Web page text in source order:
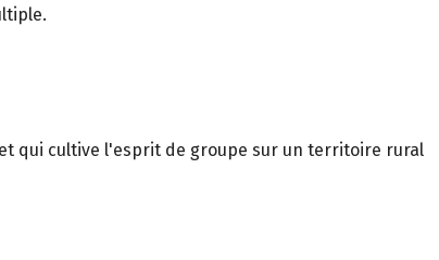
qui cultive l'esprit de groupe sur un territoire rural